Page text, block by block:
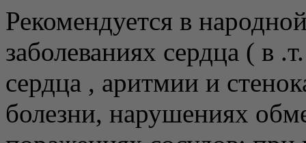
Рекомендуется в
заболеваниях сердца ( в
сердца , аритмии и
болезни, нарушениях